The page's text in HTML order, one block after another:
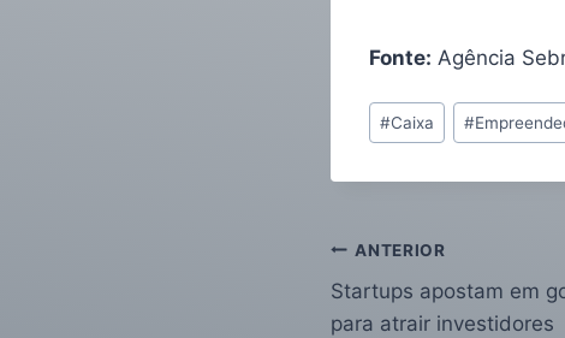
Fonte: Agência
#Caixa #
ANTERIOR
Startups apostam em
para atrair investidores